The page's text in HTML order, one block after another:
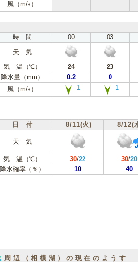
風（m/s）
時 間
00 03
天 気
気 温（℃）
24 23
降水量（mm）
0.2 0
風（m/s）
1 1
日 付 8/11(火) 8/12(
天 気
気 温（℃） 30/22 30/20
降水確率（％）
10 40
周辺（相模湖）の現在のようす